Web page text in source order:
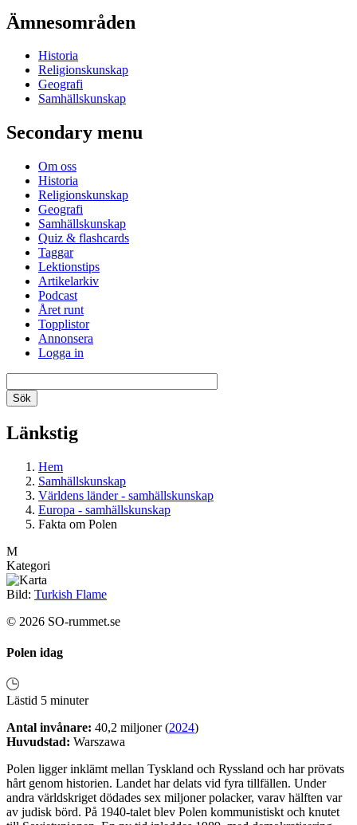
Ämnesområden
Historia
Religionskunskap
Geografi
Samhällskunskap
Secondary menu
Om oss
Historia
Religionskunskap
Geografi
Samhällskunskap
Quiz & flashcards
Taggar
Lektionstips
Artikelarkiv
Podcast
Året runt
Topplistor
Annonsera
Logga in
Länkstig
Hem
Samhällskunskap
Världens länder - samhällskunskap
Europa - samhällskunskap
Fakta om Polen
M
Kategori
Bild: Turkish Flame
© 2026 SO-rummet.se
Polen idag
Lästid 5 minuter
Antal invånare: 40,2 miljoner (2024)
Huvudstad: Warszawa
Polen ligger inklämt mellan Tyskland och Ryssland och har prövats
hårt genom historien. Landet har delats vid fyra tillfällen. Under
andra världskriget dödades sex miljoner polacker, varav hälften var
av judisk börd. På 1940-talet blev Polen kommunistiskt och knutet